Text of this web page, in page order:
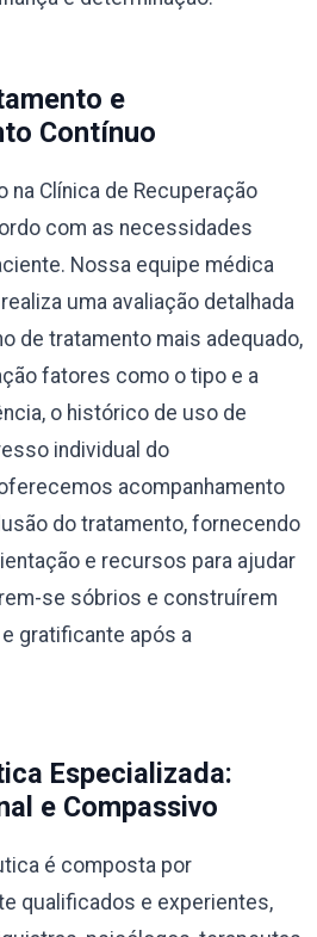
e
Contínuo
na Clínica de Recuperação
com as necessidades
Nossa equipe médica
uma avaliação detalhada
de tratamento mais adequado,
fatores como o tipo e a
o histórico de uso de
individual do
acompanhamento
do tratamento, fornecendo
e recursos para ajudar
se sóbrios e construírem
gratificante após a
Especializada:
e Compassivo
é composta por
qualificados e experientes,